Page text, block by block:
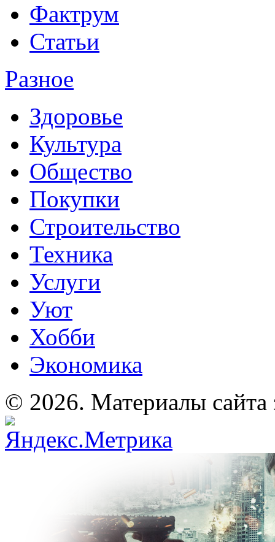
Фактрум
Статьи
Разное
Здоровье
Культура
Общество
Покупки
Строительство
Техника
Услуги
Уют
Хобби
Экономика
© 2026. Материалы